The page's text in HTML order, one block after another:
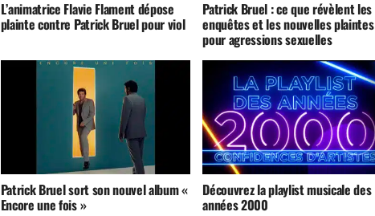
L’animatrice Flavie Flament dépose
plainte contre Patrick Bruel pour viol
Patrick Bruel : ce que révèlent les
enquêtes et les nouvelles plaintes
pour agressions sexuelles
Patrick Bruel sort son nouvel album «
Encore une fois »
Découvrez la playlist musicale des
années 2000